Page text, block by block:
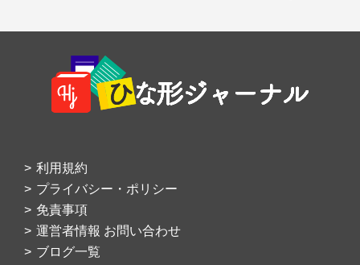
Footer
利用規約
プライバシー・ポリシー
免責事項
運営者情報 お問い合わせ
ブログ一覧